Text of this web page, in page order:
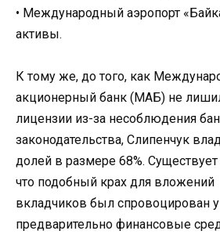
• Международный аэропорт
активы.
К тому же, до того, как
акционерный банк (МАБ) не
лицензии из-за несоблюдения
законодательства, Слипенчук
долей в размере 68%.
что подобный крах для вложений
вкладчиков был спровоцирован
предварительно финансовые